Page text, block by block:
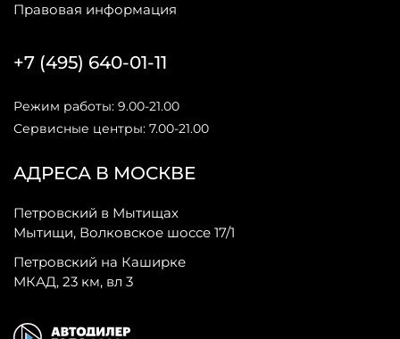
Правовая информация
АДРЕСА В МОСКВЕ
Петровский в Мытищах
Мытищи, Волковское шоссе 17/1
Петровский на Каширке
МКАД, 23 км, вл 3
+7 (495) 640-01-11
Режим работы: 9.00-21.00
Сервисные центры: 7.00-21.00